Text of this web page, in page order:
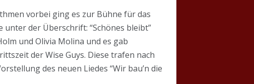
vorbei ging es zur Bühne für das
unter der Überschrift: “Schönes bleibt”
und Olivia Molina und es gab
der Wise Guys. Diese trafen nach
des neuen Liedes “Wir bau’n die